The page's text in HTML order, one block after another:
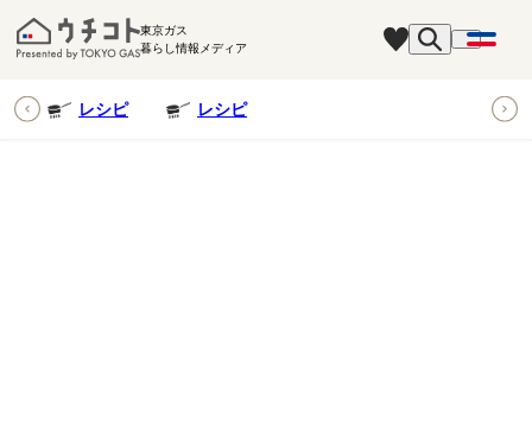
東京ガス
暮らし情報メディア
レシピ レシピ